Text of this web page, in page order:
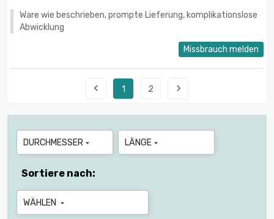
Ware wie beschrieben, prompte Lieferung, komplikationslose
Abwicklung
Missbrauch melden
 1 2 
DURCHMESSER  LÄNGE 
Sortiere nach:
WÄHLEN 